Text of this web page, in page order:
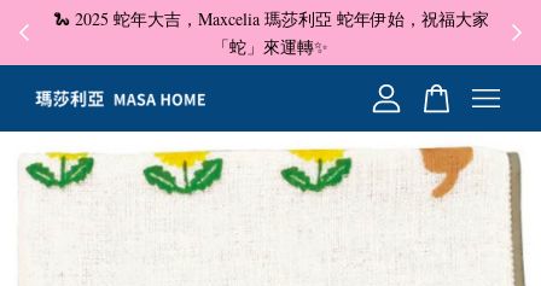
🐍 2025 蛇年大吉，Maxcelia 瑪莎利亞 蛇年伊始，祝福大家
「蛇」來運轉✨
✦
您的購物車目前還是空的。
繼續購物